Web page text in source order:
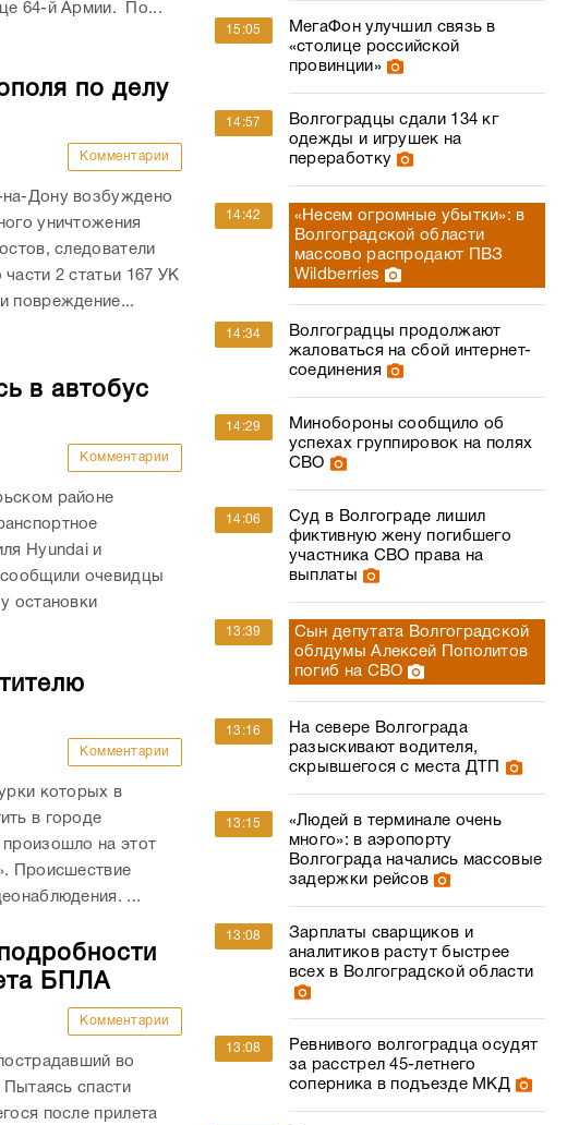
64-й Армии. По...
по делу
Комментарии
Дону возбуждено
уничтожения
следователи
2 статьи 167 УК
повреждение...
в автобус
Комментарии
районе
Hyundai и
очевидцы
остановки
Комментарии
которых в
в городе
на этот
Происшествие
...
БПЛА
Комментарии
во
Пытаясь спасти
после прилета
15:05
МегаФон улучшил связь в
«столице российской
провинции»
14:57
Волгоградцы сдали 134 кг
одежды и игрушек на
переработку
14:42
«Несем огромные убытки»: в
Волгоградской области
массово распродают ПВЗ
Wildberries
14:34
Волгоградцы продолжают
жаловаться на сбой интернет-
соединения
14:29
Минобороны сообщило об
успехах группировок на полях
СВО
14:06
Суд в Волгограде лишил
фиктивную жену погибшего
участника СВО права на
выплаты
13:39
Сын депутата Волгоградской
облдумы Алексей Пополитов
погиб на СВО
13:16
На севере Волгограда
разыскивают водителя,
скрывшегося с места ДТП
13:15
«Людей в терминале очень
много»: в аэропорту
Волгограда начались массовые
задержки рейсов
13:08
Зарплаты сварщиков и
аналитиков растут быстрее
всех в Волгоградской области
13:08
Ревнивого волгоградца осудят
за расстрел 45-летнего
соперника в подъезде МКД